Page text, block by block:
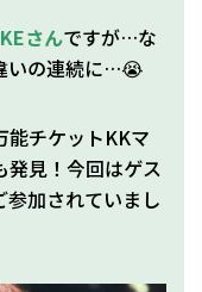
さんですが…な
いの連続に…😭
能チケットKKマ
発見！今回はゲス
参加されていまし